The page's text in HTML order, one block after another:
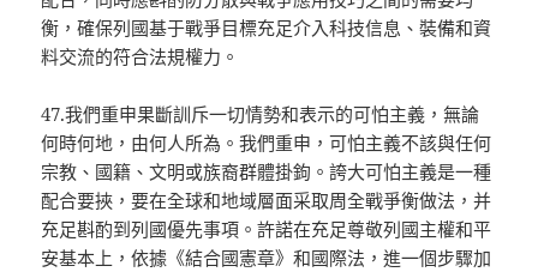
衡，確保列國基于戰爭目標充足介入科技信息、裝備和資
料交流的符合法規權力。
47.我們重申果斷訓斥一切情勢和表示的可怕主義，無論
何時何地，由何人所為。我們重申，可怕主義不該與任何
宗教、國籍、文明或族裔群體掛鉤。誇大可怕主義是一種
配合要挾，要在全球和地域層面采取周全戰爭衡做法，并
充足斟酌到列國優先事項。許諾在充足尊敬列國主權和平
安基本上，依據《結合國憲章》和國際法，進一個步驟加